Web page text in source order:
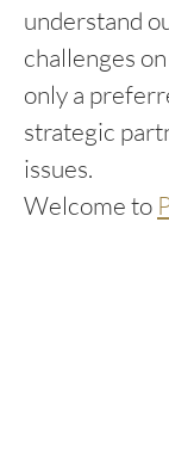
understand
challenges
only a
strategic
issues.
Welcome to